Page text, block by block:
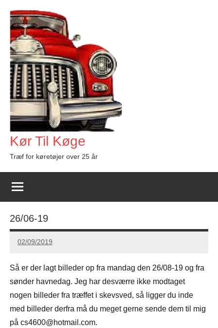
indhold
Kør Til Køge
Træf for køretøjer over 25 år
26/06-19
02/09/2019
Carsten
Så er der lagt billeder op fra mandag den 26/08-19 og fra
sønder havnedag. Jeg har desværre ikke modtaget
nogen billeder fra træffet i skevsved, så ligger du inde
med billeder derfra må du meget gerne sende dem til mig
på cs4600@hotmail.com.